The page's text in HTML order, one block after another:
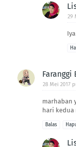
29
Faranggi
28 Mei 2017
marhaban
hari kedua
Balas